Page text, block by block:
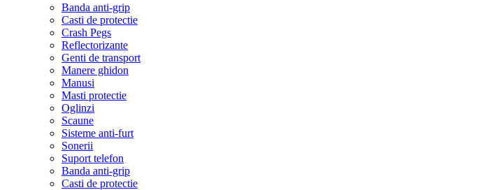
Banda anti-grip
Casti de protectie
Crash Pegs
Reflectorizante
Genti de transport
Manere ghidon
Manusi
Masti protectie
Oglinzi
Scaune
Sisteme anti-furt
Sonerii
Suport telefon
Banda anti-grip
Casti de protectie